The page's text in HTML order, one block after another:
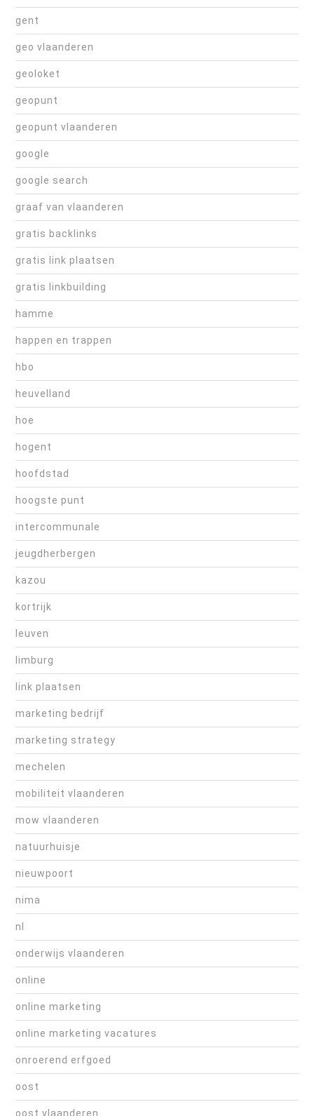
gent
geo vlaanderen
geoloket
geopunt
geopunt vlaanderen
google
google search
graaf van vlaanderen
gratis backlinks
gratis link plaatsen
gratis linkbuilding
hamme
happen en trappen
hbo
heuvelland
hoe
hogent
hoofdstad
hoogste punt
intercommunale
jeugdherbergen
kazou
kortrijk
leuven
limburg
link plaatsen
marketing bedrijf
marketing strategy
mechelen
mobiliteit vlaanderen
mow vlaanderen
natuurhuisje
nieuwpoort
nima
nl
onderwijs vlaanderen
online
online marketing
online marketing vacatures
onroerend erfgoed
oost
oost vlaanderen